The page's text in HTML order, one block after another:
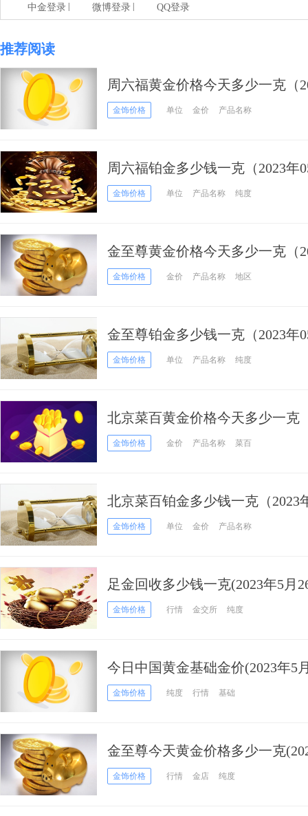
中金登录 微博登录 QQ登录
推荐阅读
周六福黄金价格今天多少一克（
格金饰价格 单位 金价 产品名称
周六福铂金多少钱一克（2023年
金饰价格 单位 产品名称 纯度
金至尊黄金价格今天多少一克（
金饰价格 金价 产品名称 地区
金至尊铂金多少钱一克（2023年
金饰价格 单位 产品名称 纯度
北京菜百黄金价格今天多少一克
金饰价格 金价 产品名称 菜百
北京菜百铂金多少钱一克（2023
金饰价格 单位 金价 产品名称
足金回收多少钱一克(2023年5月
金饰价格 行情 金交所 纯度
今日中国黄金基础金价(2023年5
金饰价格 纯度 行情 基础
金至尊今天黄金价格多少一克
金饰价格 行情 金店 纯度